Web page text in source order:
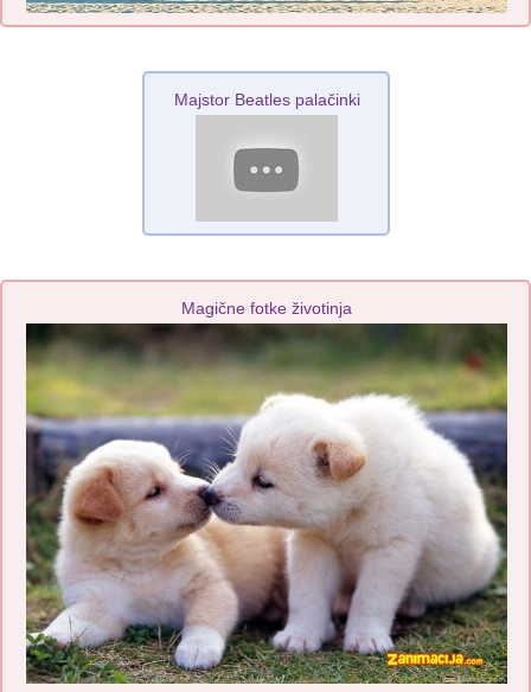
Majstor Beatles palačinki
Magične fotke životinja